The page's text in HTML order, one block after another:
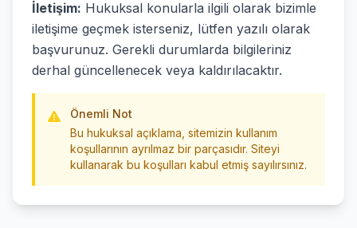
İletişim: Hukuksal konularla ilgili olarak bizimle
iletişime geçmek isterseniz, lütfen yazılı olarak
başvurunuz. Gerekli durumlarda bilgileriniz
derhal güncellenecek veya kaldırılacaktır.
Önemli Not
Bu hukuksal açıklama, sitemizin kullanım
koşullarının ayrılmaz bir parçasıdır. Siteyi
kullanarak bu koşulları kabul etmiş sayılırsınız.